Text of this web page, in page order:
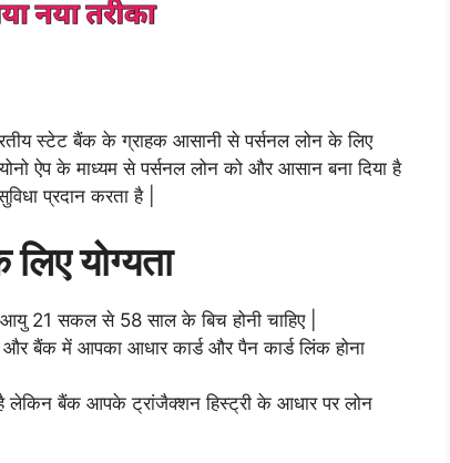
स्टेट बैंक के ग्राहक आसानी से पर्सनल लोन के लिए
ऐप के माध्यम से पर्सनल लोन को और आसान बना दिया है
प्रदान करता है |
योग्यता
21 सकल से 58 साल के बिच होनी चाहिए |
बैंक में आपका आधार कार्ड और पैन कार्ड लिंक होना
लेकिन बैंक आपके ट्रांजैक्शन हिस्ट्री के आधार पर लोन